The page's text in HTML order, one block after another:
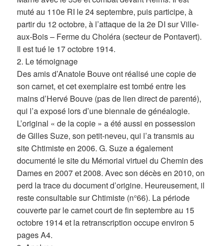
muté au 110e RI le 24 septembre, puis participe, à
partir du 12 octobre, à l’attaque de la 2e DI sur Ville-
aux-Bois – Ferme du Choléra (secteur de Pontavert).
Il est tué le 17 octobre 1914.
2. Le témoignage
Des amis d’Anatole Bouve ont réalisé une copie de
son carnet, et cet exemplaire est tombé entre les
mains d’Hervé Bouve (pas de lien direct de parenté),
qui l’a exposé lors d’une biennale de généalogie.
L’original « de la copie » a été aussi en possession
de Gilles Suze, son petit-neveu, qui l’a transmis au
site Chtimiste en 2006. G. Suze a également
documenté le site du Mémorial virtuel du Chemin des
Dames en 2007 et 2008. Avec son décès en 2010, on
perd la trace du document d’origine. Heureusement, il
reste consultable sur Chtimiste (n°66). La période
couverte par le carnet court de fin septembre au 15
octobre 1914 et la retranscription occupe environ 5
pages A4.